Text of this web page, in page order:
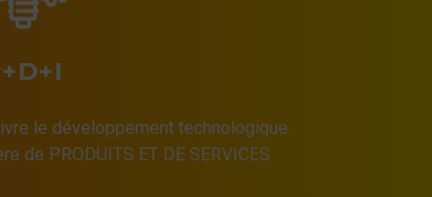
le développement technologique.
de PRODUITS ET DE SERVICES.